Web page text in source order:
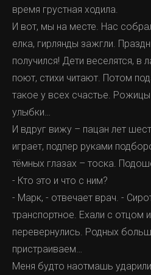
время грустная ходила.
И вот, мы на месте. Нас
елка, гирлянды зажгли.
получился! Дети веселятся, в
поют, стихи читают. Потом
такое у всех счастье.
улыбки…
И вдруг вижу – пацан лет
играет, подпер руками
тёмных глазах – тоска.
- Кто это и что с ним?
- Марк, - отвечает врач. -
транспортное. Ехали с отцом
перевернулись. Родных
пристраиваем…
Меня будто наотмашь